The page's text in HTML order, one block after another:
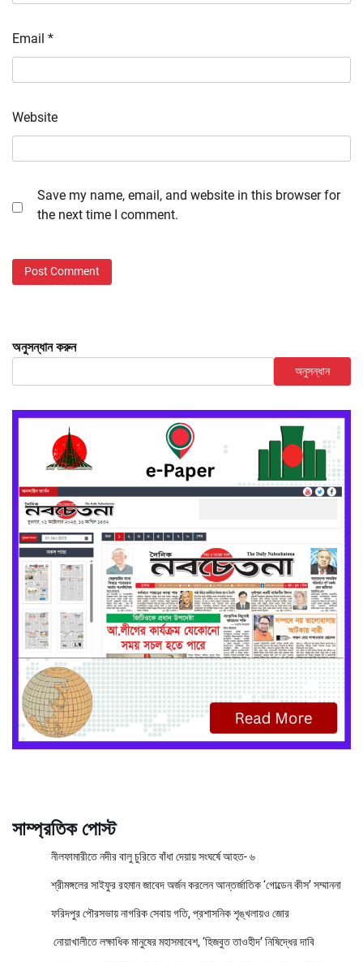
Email *
Website
Save my name, email, and website in this browser for
the next time I comment.
অনুসন্ধান করুন
অনুসন্ধান
সাম্প্রতিক পোস্ট
নীলফামারীতে নদীর বালু চুরিতে বাঁধা দেয়ায় সংঘর্ষে আহত- ৬
শ্রীমঙ্গলের সাইফুর রহমান জাবেদ অর্জন করলেন আন্তর্জাতিক ‘গোল্ডেন কীস’ সম্মাননা
ফরিদপুর পৌরসভায় নাগরিক সেবায় গতি, প্রশাসনিক শৃঙ্খলায়ও জোর
নোয়াখালীতে লক্ষাধিক মানুষের মহাসমাবেশ, ‘হিজবুত তাওহীদ’ নিষিদ্ধের দাবি